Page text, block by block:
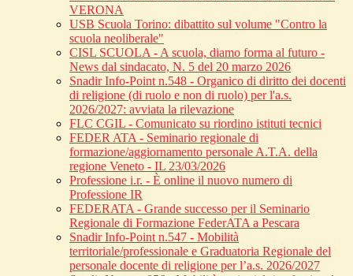
VERONA
USB Scuola Torino: dibattito sul volume "Contro la
scuola neoliberale"
CISL SCUOLA - A scuola, diamo forma al futuro -
News dal sindacato, N. 5 del 20 marzo 2026
Snadir Info-Point n.548 - Organico di diritto dei docenti
di religione (di ruolo e non di ruolo) per l'a.s.
2026/2027: avviata la rilevazione
FLC CGIL - Comunicato su riordino istituti tecnici
FEDER ATA - Seminario regionale di
formazione/aggiornamento personale A.T.A. della
regione Veneto - IL 23/03/2026
Professione i.r. - È online il nuovo numero di
Professione IR
FEDERATA - Grande successo per il Seminario
Regionale di Formazione FederATA a Pescara
Snadir Info-Point n.547 - Mobilità
territoriale/professionale e Graduatoria Regionale del
personale docente di religione per l’a.s. 2026/2027